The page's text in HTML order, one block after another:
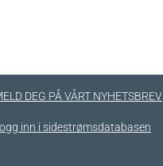
DEG PÅ VÅRT NYHETSBREV
inn i sidestrømsdatabasen